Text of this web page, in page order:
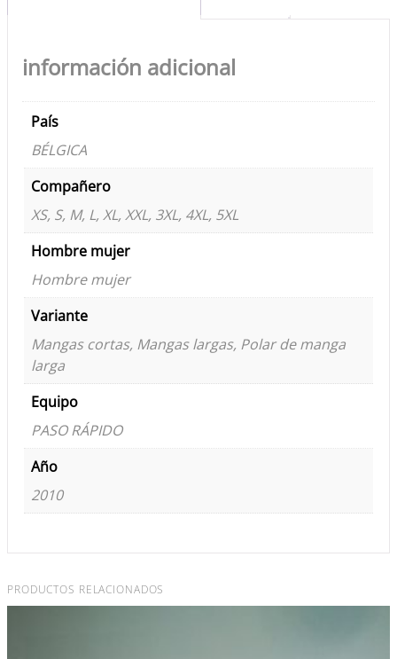
información adicional
País
BÉLGICA
Compañero
XS, S, M, L, XL, XXL, 3XL, 4XL, 5XL
Hombre mujer
Hombre mujer
Variante
Mangas cortas, Mangas largas, Polar de manga
larga
Equipo
PASO RÁPIDO
Año
2010
PRODUCTOS RELACIONADOS